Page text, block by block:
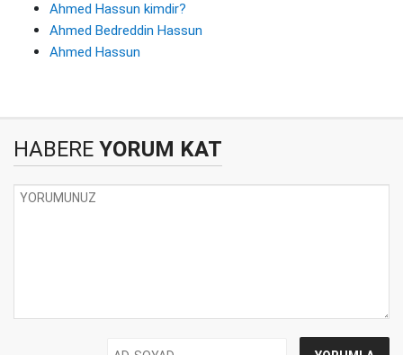
Ahmed Hassun kimdir?
Ahmed Bedreddin Hassun
Ahmed Hassun
HABERE YORUM KAT